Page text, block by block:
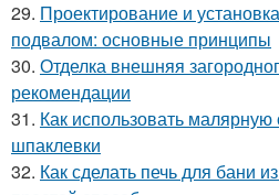
29. Проектирование и
подвалом: основные принципы
30. Отделка внешняя
рекомендации
31. Как использовать
шпаклевки
32. Как сделать печь для бани